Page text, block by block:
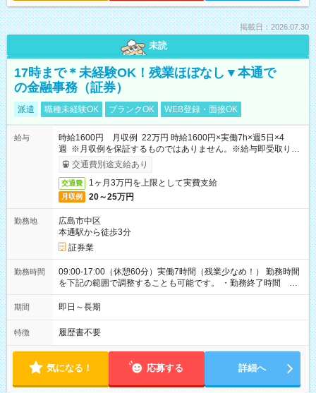
掲載日：2026.07.30
未読
17時まで＊未経験OK！残業ほぼなし▼本通で
の金融事務（証券）
派遣 職種未経験OK ブランクOK WEB登録・面接OK
給与
時給1600円 月収例 22万円 時給1600円×実働7h×週5日×4
週 ※月収例を保証するものではありません。※給与即受取りサ
ービス利用可（利用条件有）
交通費別途支給あり
交通費 1ヶ月3万円を上限として実費支給
月収例 20～25万円
勤務地
広島市中区
本通駅から徒歩3分
証券業
勤務時間
09:00-17:00（休憩60分）実働7時間（残業少なめ！） 勤務時間
を下記の範囲で調整することも可能です。 ・勤務終了時間
15:30～17:00 ・実働 05:30～07:00
期間 即日～長期
特徴 履歴書不要
気になる！ 応募する 詳細へ